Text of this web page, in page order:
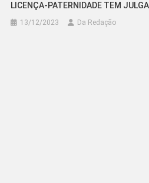
LICENÇA-PATERNIDADE TEM
13/12/2023 Da Redação